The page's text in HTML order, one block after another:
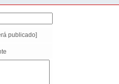
publicado]